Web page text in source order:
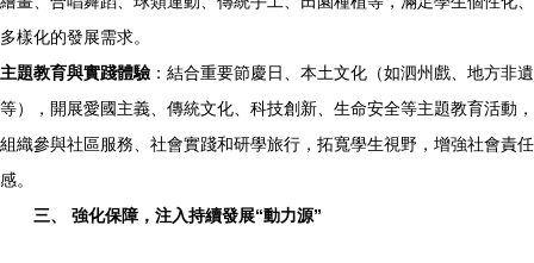
多樣化的發展需求。
主題教育與實踐體驗 ：結合重要節慶日、本土文化（如泗州戲、地方非遺
等），開展愛國主義、傳統文化、科技創新、生命安全等主題教育活動，
組織參與社區服務、社會實踐和研學旅行，拓寬學生視野，增強社會責任
感。
三、 強化保障，注入持續發展“動力源”